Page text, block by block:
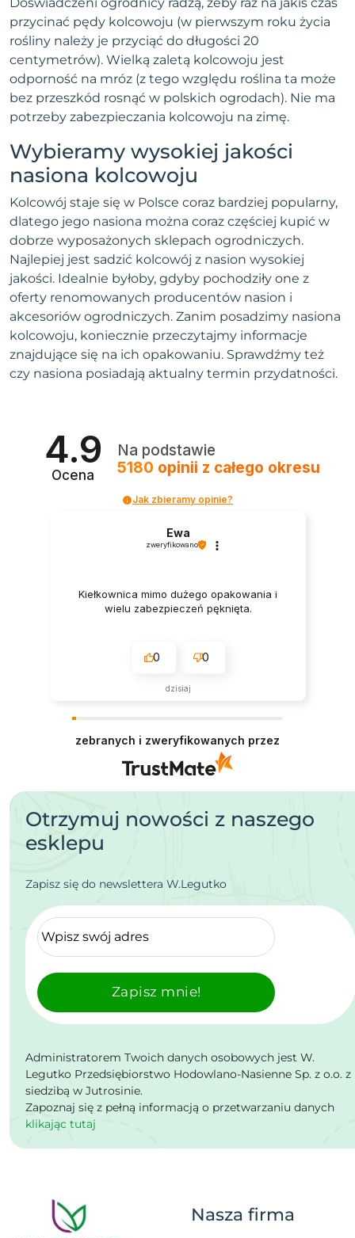
przycinać pędy kolcowoju (w pierwszym roku życia
rośliny należy je przyciąć do długości 20
centymetrów). Wielką zaletą kolcowoju jest
odporność na mróz (z tego względu roślina ta może
bez przeszkód rosnąć w polskich ogrodach). Nie ma
potrzeby zabezpieczania kolcowoju na zimę.
Wybieramy wysokiej jakości
nasiona kolcowoju
Kolcowój staje się w Polsce coraz bardziej popularny,
dlatego jego nasiona można coraz częściej kupić w
dobrze wyposażonych sklepach ogrodniczych.
Najlepiej jest sadzić kolcowój z nasion wysokiej
jakości. Idealnie byłoby, gdyby pochodziły one z
oferty renomowanych producentów nasion i
akcesoriów ogrodniczych. Zanim posadzimy nasiona
kolcowoju, koniecznie przeczytajmy informacje
znajdujące się na ich opakowaniu. Sprawdźmy też
czy nasiona posiadają aktualny termin przydatności.
4.9
Ocena
Na podstawie
5180 opinii z całego okresu
Jak zbieramy opinie?
Ewa
zweryfikowano
Kiełkownica mimo dużego opakowania i
wielu zabezpieczeń pęknięta.
0 0
dzisiaj
zebranych i zweryfikowanych przez
Otrzymuj nowości z naszego
esklepu
Zapisz się do newslettera W.Legutko
Zapisz mnie!
Administratorem Twoich danych osobowych jest W.
Legutko Przedsiębiorstwo Hodowlano-Nasienne Sp. z o.o. z
siedzibą w Jutrosinie.
Zapoznaj się z pełną informacją o przetwarzaniu danych
klikając tutaj
Nasza firma